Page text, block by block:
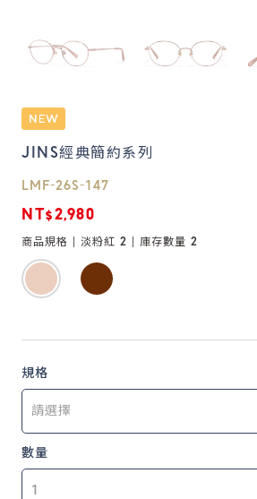
Collection
Online Shop
鏡片說明
Lens
常見問題
FAQ
JINS經典簡約系列
LMF-26S-147
NT$2,980
商品規格 | 淡粉紅 2 | 庫存數量 2
規格
數量